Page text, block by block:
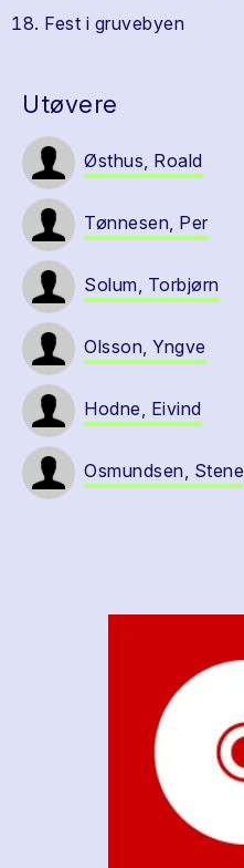
Fest i gruvebyen
Utøvere
Østhus, Roald
Tønnesen, Per
Solum, Torbjørn
Olsson, Yngve
Hodne, Eivind
Osmundsen, Stene